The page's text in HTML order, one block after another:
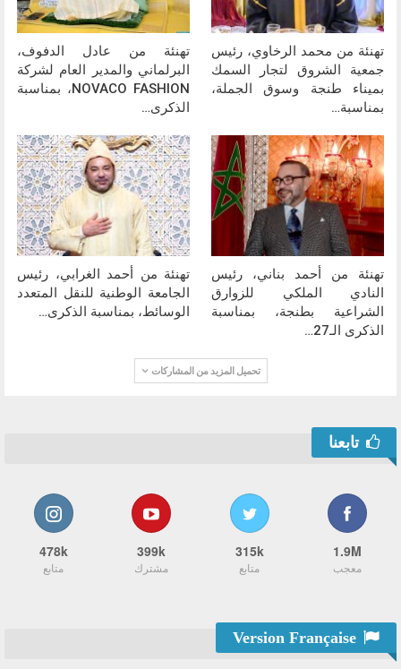
تهنئة من محمد الرخاوي، رئيس
جمعية الشروق لتجار السمك
بميناء طنجة وسوق الجملة،
بمناسبة…
تهنئة من عادل الدفوف،
البرلماني والمدير العام لشركة
NOVACO FASHION، بمناسبة
الذكرى…
تهنئة من أحمد بناني، رئيس
النادي الملكي للزوارق
الشراعية بطنجة، بمناسبة
الذكرى الـ27…
تهنئة من أحمد الغرابي، رئيس
الجامعة الوطنية للنقل المتعدد
الوسائط، بمناسبة الذكرى…
تحميل المزيد من المشاركات
تابعنا
1.9M
معجب
315k
متابع
399k
مشترك
478k
متابع